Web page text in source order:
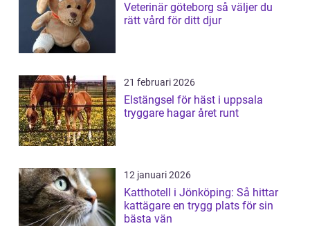
Veterinär göteborg så väljer du
rätt vård för ditt djur
21 februari 2026
Elstängsel för häst i uppsala
tryggare hagar året runt
12 januari 2026
Katthotell i Jönköping: Så hittar
kattägare en trygg plats för sin
bästa vän